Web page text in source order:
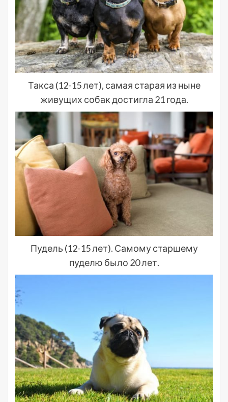
Такса (12-15 лет), самая старая из ныне
живущих собак достигла 21 года.
Пудель (12-15 лет). Самому старшему
пуделю было 20 лет.